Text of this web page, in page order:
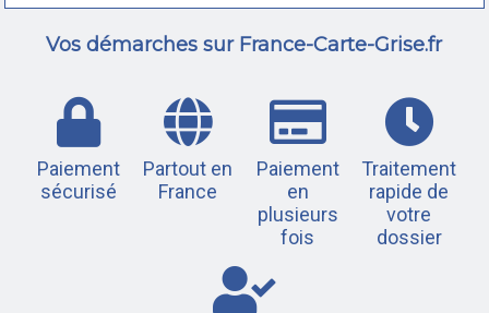
Vos démarches sur France-Carte-Grise.fr
Paiement
sécurisé
Partout en
France
Paiement
en
plusieurs
fois
Traitement
rapide de
votre
dossier